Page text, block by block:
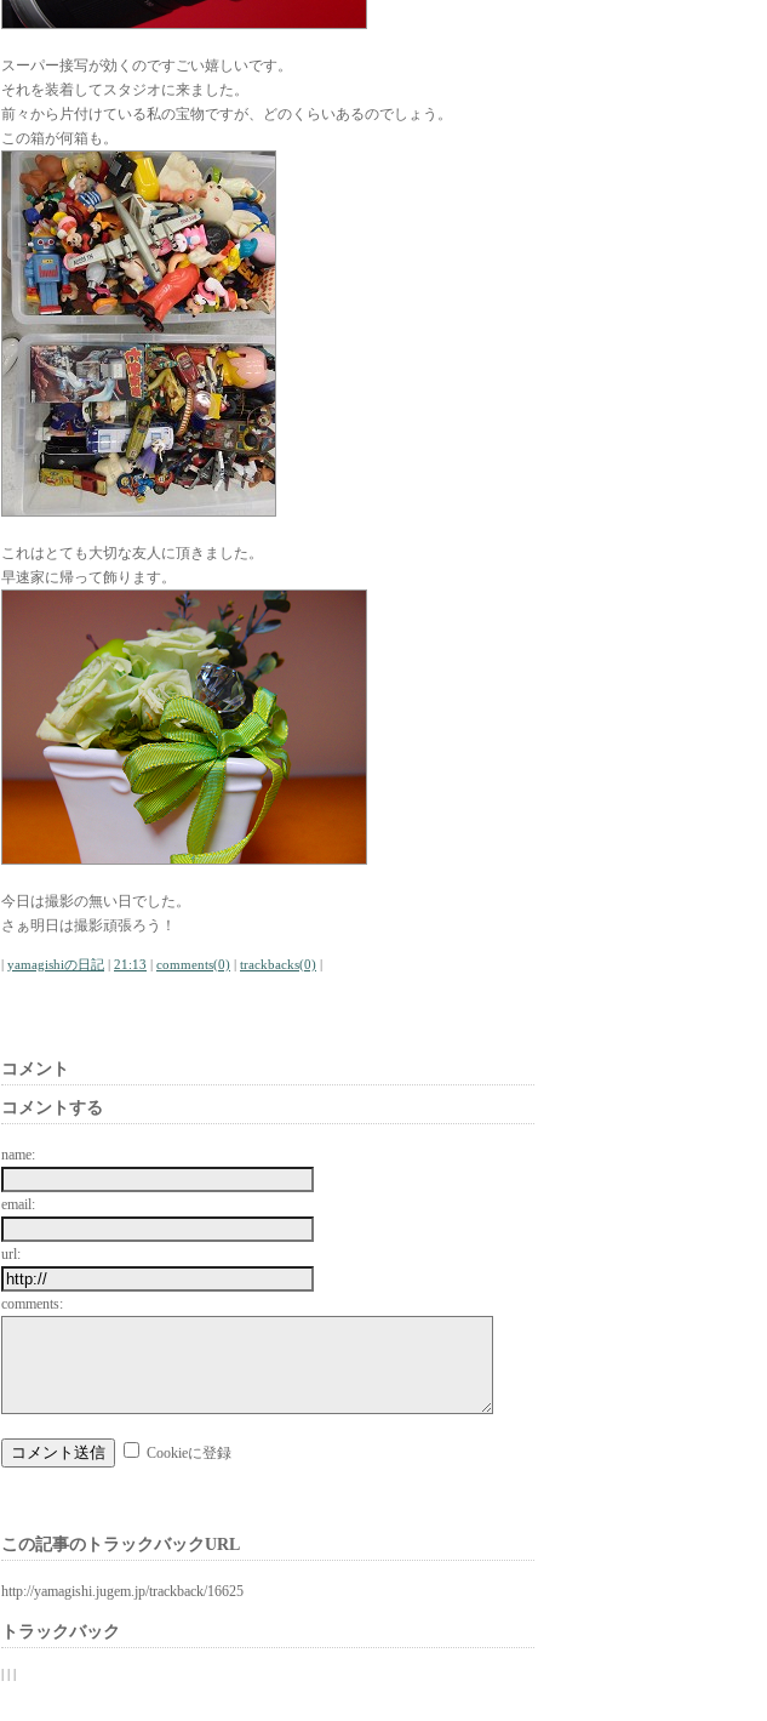
スーパー接写が効くのですごい嬉しいです。
それを装着してスタジオに来ました。
前々から片付けている私の宝物ですが、どのくらいあるのでしょう。
この箱が何箱も。
これはとても大切な友人に頂きました。
早速家に帰って飾ります。
今日は撮影の無い日でした。
さぁ明日は撮影頑張ろう！
| yamagishiの日記 | 21:13 | comments(0) | trackbacks(0) |
コメント
コメントする
name:
email:
url:
comments:
Cookieに登録
この記事のトラックバックURL
http://yamagishi.jugem.jp/trackback/16625
トラックバック
| | |